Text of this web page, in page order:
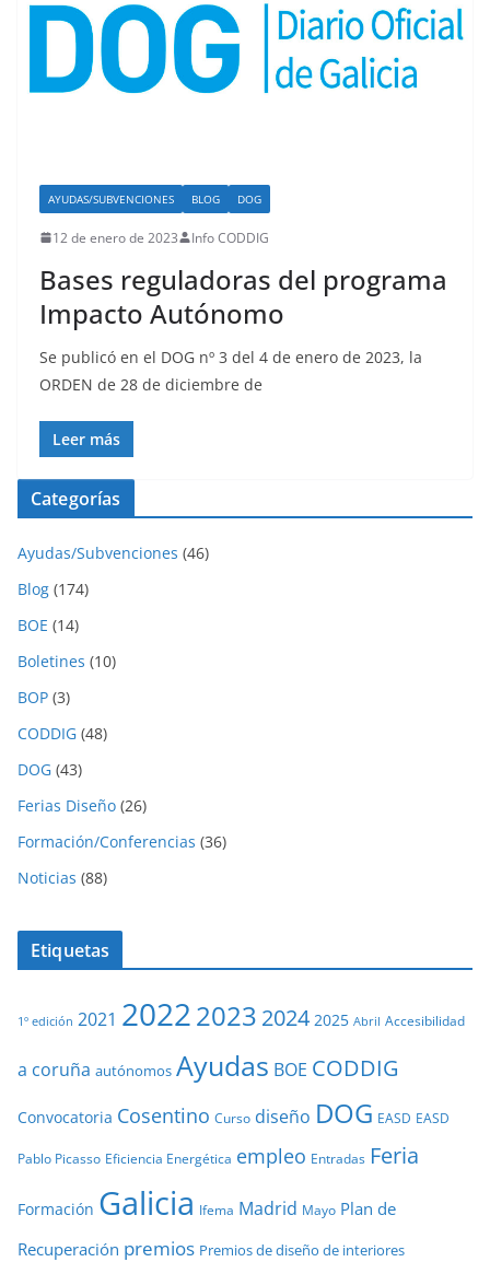
AYUDAS/SUBVENCIONES BLOG DOG
12 de enero de 2023 Info CODDIG
Bases reguladoras del programa
Impacto Autónomo
Se publicó en el DOG nº 3 del 4 de enero de 2023, la
ORDEN de 28 de diciembre de
Leer más
Categorías
Ayudas/Subvenciones (46)
Blog (174)
BOE (14)
Boletines (10)
BOP (3)
CODDIG (48)
DOG (43)
Ferias Diseño (26)
Formación/Conferencias (36)
Noticias (88)
Etiquetas
1º edición 2021 20222023 2024 2025 Abril Accesibilidad
a coruña autónomos Ayudas BOE CODDIG
Convocatoria Cosentino Curso diseño DOG EASD EASD
Pablo Picasso Eficiencia Energética empleo Entradas Feria
Formación Galicia Ifema Madrid Mayo Plan de
Recuperación premios Premios de diseño de interiores